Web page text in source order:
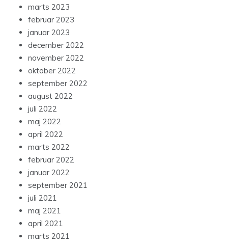
marts 2023
februar 2023
januar 2023
december 2022
november 2022
oktober 2022
september 2022
august 2022
juli 2022
maj 2022
april 2022
marts 2022
februar 2022
januar 2022
september 2021
juli 2021
maj 2021
april 2021
marts 2021